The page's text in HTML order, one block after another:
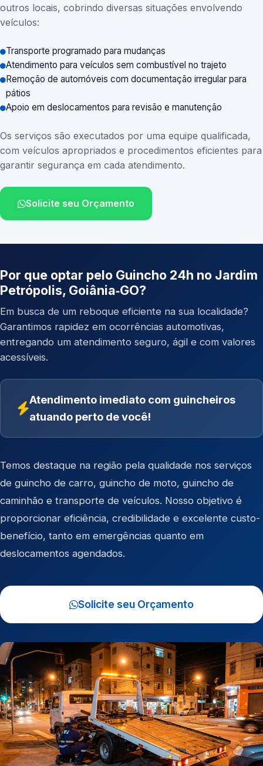
outros locais, cobrindo diversas situações envolvendo
veículos:
Transporte programado para mudanças
Atendimento para veículos sem combustível no trajeto
Remoção de automóveis com documentação irregular para
pátios
Apoio em deslocamentos para revisão e manutenção
Os serviços são executados por uma equipe qualificada,
com veículos apropriados e procedimentos eficientes para
garantir segurança em cada atendimento.
Solicite seu Orçamento
Por que optar pelo Guincho 24h no Jardim
Petrópolis, Goiânia‑GO?
Em busca de um reboque eficiente na sua localidade?
Garantimos rapidez em ocorrências automotivas,
entregando um atendimento seguro, ágil e com valores
acessíveis.
Atendimento imediato com guincheiros
atuando perto de você!
Temos destaque na região pela qualidade nos serviços
de guincho de carro, guincho de moto, guincho de
caminhão e transporte de veículos. Nosso objetivo é
proporcionar eficiência, credibilidade e excelente custo-
benefício, tanto em emergências quanto em
deslocamentos agendados.
Solicite seu Orçamento